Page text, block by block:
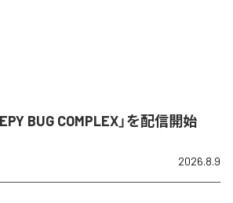
BUG COMPLEX」を配信開始
2026.8.9